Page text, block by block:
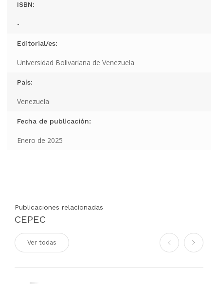
ISBN:
-
Editorial/es:
Universidad Bolivariana de Venezuela
País:
Venezuela
Fecha de publicación:
Enero de 2025
Publicaciones relacionadas
CEPEC
Ver todas